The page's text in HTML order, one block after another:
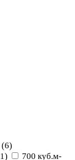
(6)
1)
700 куб.м-